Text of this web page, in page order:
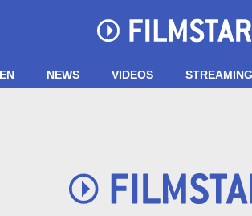
NEWS VIDEOS STREAMING